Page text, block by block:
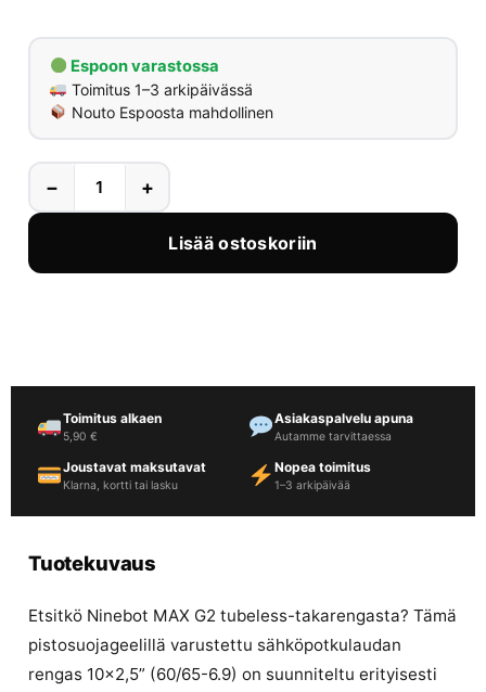
Espoon varastossa
Toimitus 1–3 arkipäivässä
Nouto Espoosta mahdollinen
− +
Lisää ostoskoriin
Toimitus alkaen
5,90 €
Asiakaspalvelu apuna
Autamme tarvittaessa
Joustavat maksutavat
Klarna, kortti tai lasku
Nopea toimitus
1–3 arkipäivää
Tuotekuvaus
Etsitkö Ninebot MAX G2 tubeless-takarengasta? Tämä
pistosuojageelillä varustettu sähköpotkulaudan
rengas 10×2,5” (60/65-6.9) on suunniteltu erityisesti